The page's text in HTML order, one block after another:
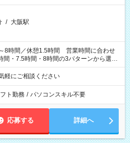
/ 大阪駅
・7.5時間・8時間の3パターンから選択
にご相談ください
ト勤務 / パソコンスキル不要
応募する 詳細へ